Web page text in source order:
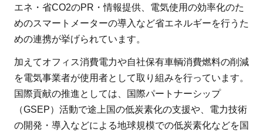
エネ・省CO2のPR・情報提供、電気使用の効率化のた
めのスマートメーターの導入など省エネルギーを行うた
めの連携が挙げられています。
加えてオフィス消費電力や自社保有車輌消費燃料の削減
を電気事業者が使用者として取り組みを行っています。
国際貢献の推進としては、国際パートナーシップ
（GSEP）活動で途上国の低炭素化の支援や、電力技術
の開発・導入などによる地球規模での低炭素化などを国